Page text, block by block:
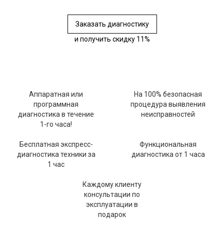
Заказать диагностику
и получить скидку 11%
Аппаратная или
программная
диагностика в течение
1-го часа!
На 100% безопасная
процедура выявления
неисправностей
Бесплатная экспресс-
диагностика техники за
1 час
Функциональная
диагностика от 1 часа
Каждому клиенту
консультации по
эксплуатации в
подарок